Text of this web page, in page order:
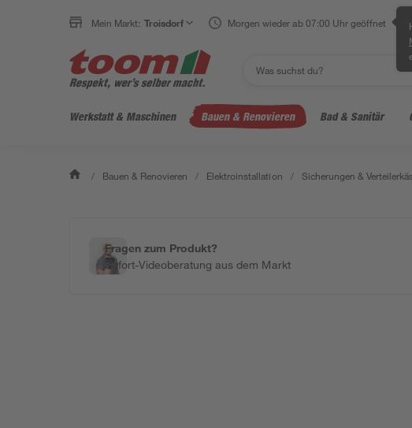
Mein Markt: Troisdorf Morgen wieder ab 07:00 Uhr geöffnet
Werkstatt & Maschinen Bauen & Renovieren Bad & Sanitär
/ Bauen & Renovieren / Elektroinstallation / Sicherungen &
Fragen zum Produkt?
Sofort-Videoberatung aus dem Markt